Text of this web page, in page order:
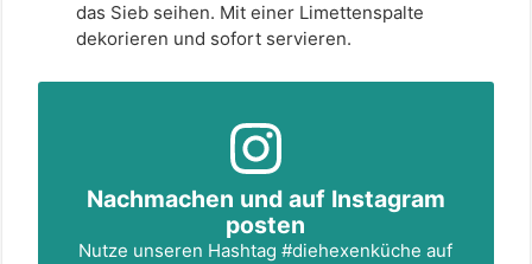
das Sieb seihen. Mit einer Limettenspalte
dekorieren und sofort servieren.
Nachmachen und auf Instagram
posten
Nutze unseren Hashtag#diehexenküche auf